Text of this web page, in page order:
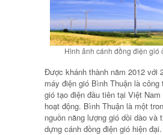
Hình ảnh cánh đồng điện gió
Được khánh thành năm 2012 với
máy điện gió Bình Thuận là
gió tạo điện đầu tiên tại Việt
hoạt động. Bình Thuận là một
nguồn năng lượng gió dồi dào và
dựng cánh đồng điện gió hiện đại.